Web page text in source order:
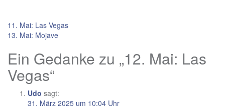
Beitragsnavigation
11. Mai: Las Vegas
13. Mai: Mojave
Ein Gedanke zu „12. Mai: Las
Vegas“
Udo sagt:
31. März 2025 um 10:04 Uhr